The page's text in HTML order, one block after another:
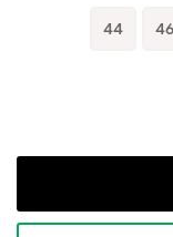
44 46